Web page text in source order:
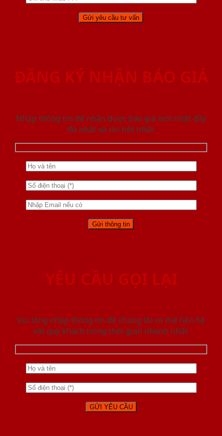
ĐĂNG KÝ NHẬN BÁO GIÁ
Nhập thông tin để nhận được báo giá mới nhât đầy
đủ nhất và chi tiết nhất.
YÊU CẦU GỌI LẠI
Vui lòng nhập thông tin để chúng tôi có thể liên hệ
với quý khách trong thời gian nhanh nhất.